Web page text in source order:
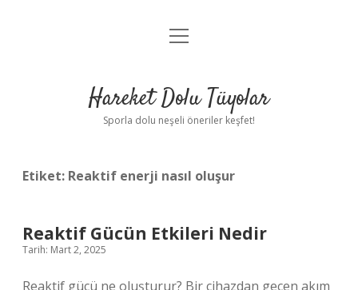
Anasayfa
Yasal Uyarı
menüyü
Hareket Dolu Tüyolar
Sporla dolu neşeli öneriler keşfet!
Etiket: Reaktif enerji nasıl oluşur
Reaktif Gücün Etkileri Nedir
Tarih: Mart 2, 2025
Reaktif gücü ne oluşturur? Bir cihazdan geçen akım